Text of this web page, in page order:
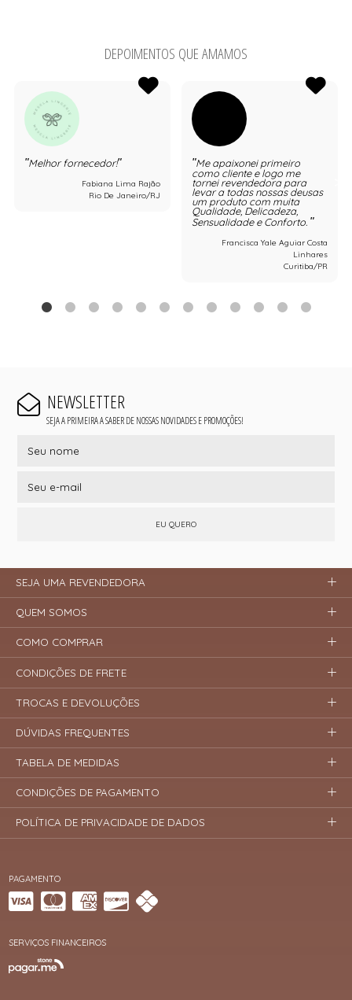
DEPOIMENTOS QUE AMAMOS
Melhor fornecedor!
Fabiana Lima Rajão
Rio De Janeiro/RJ
Me apaixonei primeiro
como cliente e logo me
tornei revendedora para
levar a todas nossas deusas
um produto com muita
Qualidade, Delicadeza,
Sensualidade e Conforto.
Francisca Yale Aguiar Costa
Linhares
Curitiba/PR
NEWSLETTER
SEJA A PRIMEIRA A SABER DE NOSSAS NOVIDADES E PROMOÇÕES!
EU QUERO
PAGAMENTO
SERVIÇOS FINANCEIROS
SEJA UMA REVENDEDORA
QUEM SOMOS
COMO COMPRAR
CONDIÇÕES DE FRETE
TROCAS E DEVOLUÇÕES
DÚVIDAS FREQUENTES
TABELA DE MEDIDAS
CONDIÇÕES DE PAGAMENTO
POLÍTICA DE PRIVACIDADE DE DADOS